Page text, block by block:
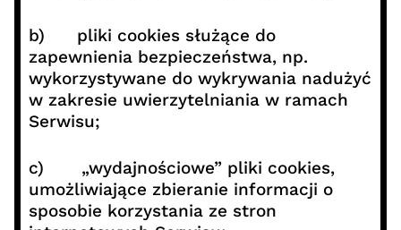
b) pliki cookies służące do
zapewnienia bezpieczeństwa, np.
wykorzystywane do wykrywania nadużyć
w zakresie uwierzytelniania w ramach
Serwisu;
c) „wydajnościowe” pliki cookies,
umożliwiające zbieranie informacji o
sposobie korzystania ze stron